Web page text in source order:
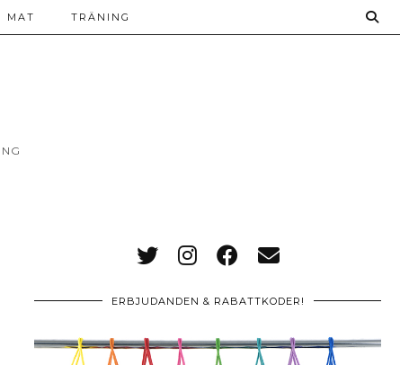
MAT TRÄNING
ERBJUDANDEN & RABATTKODER!